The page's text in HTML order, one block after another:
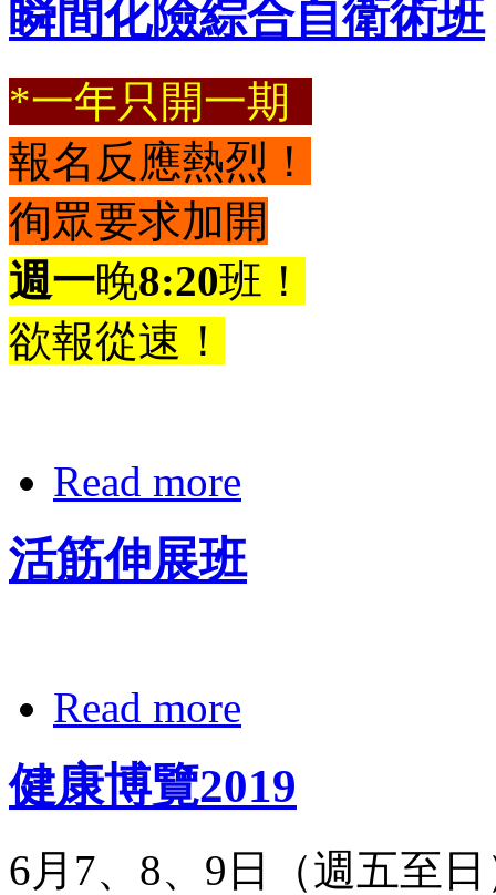
瞬間化險綜合自衛術班
*一年只開一期
報名反應熱烈！
徇眾要求加開
週一晚8:20班 ！
欲報從速！
Read more
活筋伸展班
Read more
健康博覽2019
6月7、8、9日（週五至